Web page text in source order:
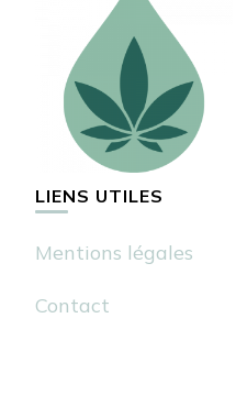
LIENS UTILES
Mentions légales
Contact